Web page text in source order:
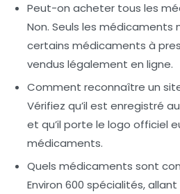
Peut-on acheter tous les
Non. Seuls les
certains médicaments à
vendus légalement en ligne.
Comment reconnaître un
Vérifiez qu’il est enregistré
et qu’il porte le logo officiel
médicaments.
Quels médicaments sont
Environ 600 spécialités,